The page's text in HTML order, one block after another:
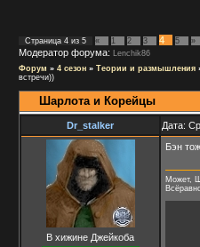
Страница 4 из 5 « 1 2 3 4 5 »
Модератор форума:
Lenchik86
Форум » 4 сезон » Теории и размышления
встречи))
Шарлота и Корейцы
Dr_stalker Дата:
В хижине Джейкоба
Бэн
Может,